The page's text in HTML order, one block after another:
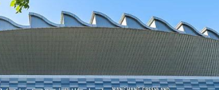
AI智慧语音转写系统
AI智慧录播系统
庭审录播